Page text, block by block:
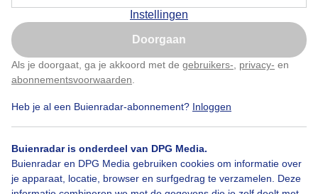
Instellingen
Doorgaan
Als je doorgaat, ga je akkoord met de gebruikers- privacy- en
abonnementsvoorwaarden
Heb je al een Buienradar-abonnement? Inloggen
Buienradar is onderdeel van DPG Media.
Buienradar en DPG Media gebruiken cookies om informatie over
je apparaat, locatie, browser en surfgedrag te verzamelen. Deze
een paar vegen sluierbewolking
Door: ben Saanen
Bekijk slideshow
Nu niet, misschien later
Klik hierom dit aan te passen